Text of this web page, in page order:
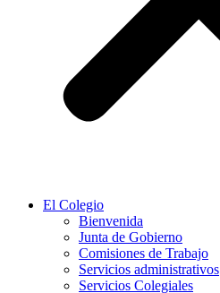
El Colegio
Bienvenida
Junta de Gobierno
Comisiones de Trabajo
Servicios administrativos
Servicios Colegiales